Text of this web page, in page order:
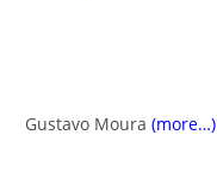
Gustavo Moura (more…)